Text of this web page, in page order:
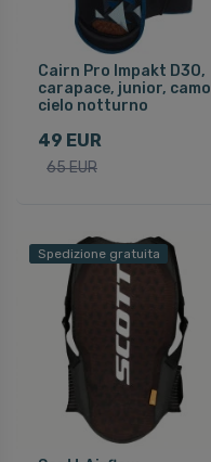
Cairn Pro Impakt D3O,
carapace, junior, camo
cielo notturno
49 EUR
65 EUR
Spedizione gratuita